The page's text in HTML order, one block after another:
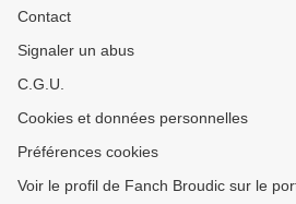
Contact
Signaler un abus
C.G.U.
Cookies et données personnelles
Préférences cookies
Voir le profil de Fanch Broudic sur le